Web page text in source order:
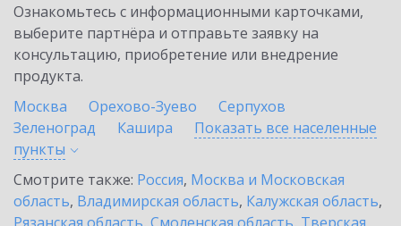
Ознакомьтесь с информационными карточками,
выберите партнёра и отправьте заявку на
консультацию, приобретение или внедрение
продукта.
Москва
Орехово-Зуево
Серпухов
Зеленоград
Кашира
Показать все населенные
пункты
Смотрите также: Россия, Москва и Московская
область, Владимирская область, Калужская область,